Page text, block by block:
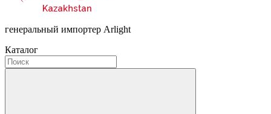
генеральный импортер Arlight
Каталог